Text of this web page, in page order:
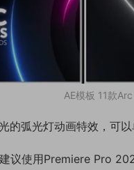
AE模板 11款
的弧光灯动画特效，可
议使用Premiere Pro